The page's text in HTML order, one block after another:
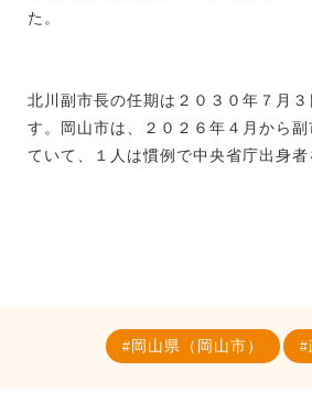
た。
北川副市長の任期は２０３０年７月
す。岡山市は、２０２６年４月から
ていて、１人は慣例で中央省庁出身者
岡山県（岡山市）